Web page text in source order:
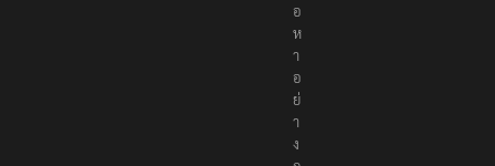
อ
ห
า
อ
ย่
า
ง